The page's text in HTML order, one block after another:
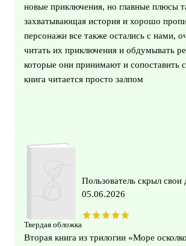
новые приключения, но главные плюсы
захватывающая история и хорошо
персонажи все также остались с нами,
читать их приключения и обдумывать
которые они принимают и сопоставить
книга читается просто залпом
Твердая обложка
Пользователь скрыл свои
05.06.2026
Вторая книга из трилогии «Море